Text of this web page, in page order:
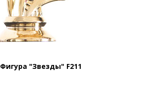
Фигура "Звезды" F211